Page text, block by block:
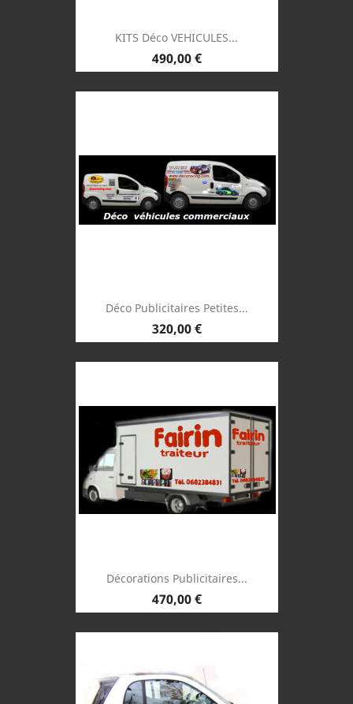
KITS Déco VEHICULES...
Prix
490,00 €
Déco Publicitaires Petites...
Prix
320,00 €
Décorations Publicitaires...
Prix
470,00 €